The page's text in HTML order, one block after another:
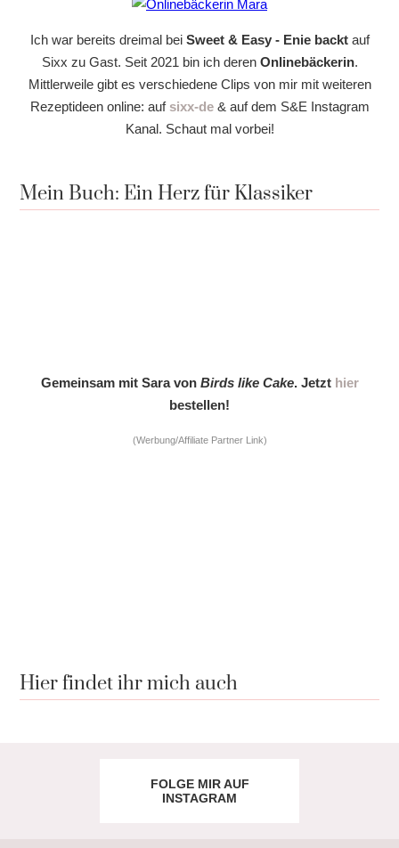
Ich war bereits dreimal bei Sweet & Easy - Enie backtauf
Sixx zu Gast. Seit 2021 bin ich deren Onlinebäckerin.
Mittlerweile gibt es verschiedene Clips von mir mit weiteren
Rezeptideen online: auf sixx-de& auf dem S&E Instagram
Kanal. Schaut mal vorbei!
Mein Buch: Ein Herz für Klassiker
Gemeinsam mit Sara von Birds like Cake. Jetzt hier
bestellen!
(Werbung/Affiliate Partner Link)
Hier findet ihr mich auch
FOLGE MIR AUF
INSTAGRAM